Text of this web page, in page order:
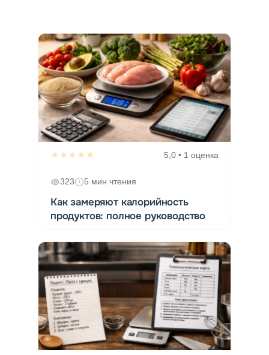
★★★★★ 5,0 • 1 оценка
323 5 мин чтения
Как замеряют калорийность
продуктов: полное руководство